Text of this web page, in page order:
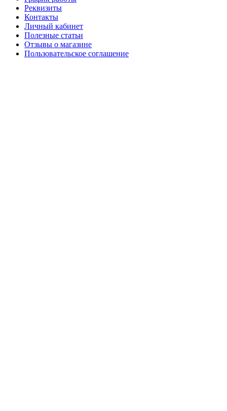
Реквизиты
Контакты
Личный кабинет
Полезные статьи
Отзывы о магазине
Пользовательское соглашение